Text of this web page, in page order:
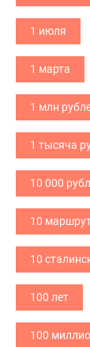
1 июля
1 марта
1 млн
1 тысяча
10 000
10
10
100 лет
100